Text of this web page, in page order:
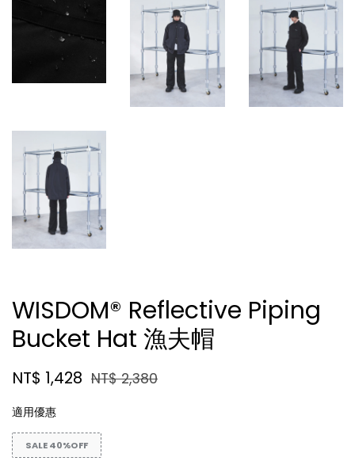
WISDOM® Reflective Piping
Bucket Hat 漁夫帽
NT$ 1,428 NT$ 2,380
適用優惠
SALE 40%OFF